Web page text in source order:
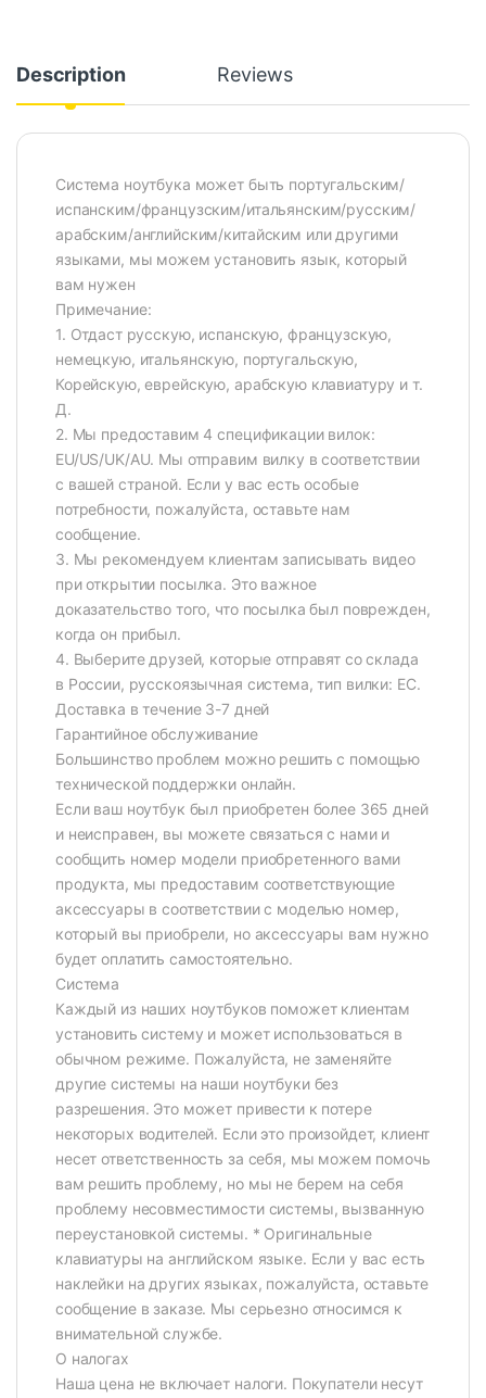
Description Reviews
Система ноутбука может быть португальским/
испанским/французским/итальянским/русским/
арабским/английским/китайским или другими
языками, мы можем установить язык, который
вам нужен
Примечание:
1. Отдаст русскую, испанскую, французскую,
немецкую, итальянскую, португальскую,
Корейскую, еврейскую, арабскую клавиатуру и т.
Д.
2. Мы предоставим 4 спецификации вилок:
EU/US/UK/AU. Мы отправим вилку в соответствии
с вашей страной. Если у вас есть особые
потребности, пожалуйста, оставьте нам
сообщение.
3. Мы рекомендуем клиентам записывать видео
при открытии посылка. Это важное
доказательство того, что посылка был поврежден,
когда он прибыл.
4. Выберите друзей, которые отправят со склада
в России, русскоязычная система, тип вилки: ЕС.
Доставка в течение 3-7 дней
Гарантийное обслуживание
Большинство проблем можно решить с помощью
технической поддержки онлайн.
Если ваш ноутбук был приобретен более 365 дней
и неисправен, вы можете связаться с нами и
сообщить номер модели приобретенного вами
продукта, мы предоставим соответствующие
аксессуары в соответствии с моделью номер,
который вы приобрели, но аксессуары вам нужно
будет оплатить самостоятельно.
Система
Каждый из наших ноутбуков поможет клиентам
установить систему и может использоваться в
обычном режиме. Пожалуйста, не заменяйте
другие системы на наши ноутбуки без
разрешения. Это может привести к потере
некоторых водителей. Если это произойдет, клиент
несет ответственность за себя, мы можем помочь
вам решить проблему, но мы не берем на себя
проблему несовместимости системы, вызванную
переустановкой системы. * Оригинальные
клавиатуры на английском языке. Если у вас есть
наклейки на других языках, пожалуйста, оставьте
сообщение в заказе. Мы серьезно относимся к
внимательной службе.
О налогах
Наша цена не включает налоги. Покупатели несут